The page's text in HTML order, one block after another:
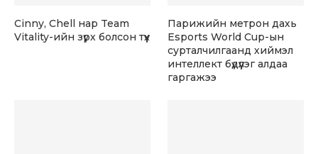
Cinny, Chell нар Team
Vitality-ийн зүрх болсон түүх
Парижийн метрон дахь
Esports World Cup-ын
сурталчилгаанд хиймэл
интеллект бүдүүлэг алдаа
гаргажээ